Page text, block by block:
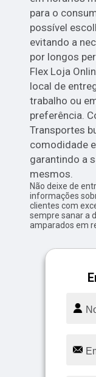
para o
possível
evitando a
por longos
Flex Loja
local de
trabalho ou
preferência.
Transportes
comodidade
garantindo a
mesmos.
Não deixe de
informações
clientes com
sempre sanar a
amparados em